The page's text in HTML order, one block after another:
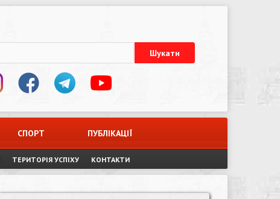
СПОРТ ПУБЛІКАЦІЇ
ТЕРИТОРІЯ УСПІХУ КОНТАКТИ